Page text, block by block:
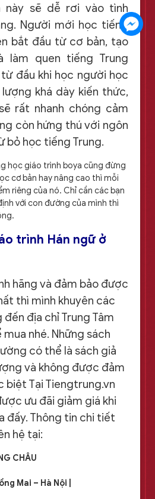
này sẽ dễ rơi vào tình
Người mới học tiếng
bắt đầu từ cơ bản, tạo
làm quen tiếng Trung
đầu khi học người học
khá dày kiến thức,
rất nhanh chóng cảm
còn hứng thú với ngôn
bỏ học tiếng Trung.
học giáo trình boya cũng đừng
cơ bản hay nâng cao thì mỗi
riêng của nó. Chỉ cần các bạn
với con đường của mình thì
trình Hán ngữ ở
hãng và đảm bảo được
thì mình khuyên các
địa chỉ Trung Tâm
nhé. Những sách
có thể là sách giả
và không được đảm
biệt Tại Tiengtrung.vn
ưu đãi giảm giá khi
đấy. Thông tin chi tiết
hệ tại:
CHÂU
Mai – Hà Nội |